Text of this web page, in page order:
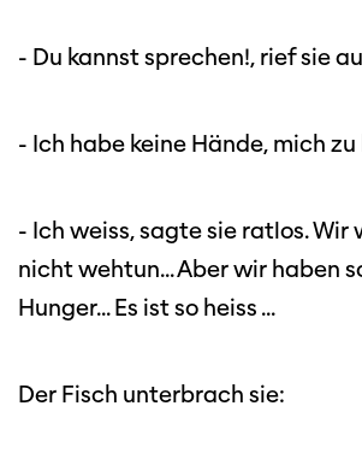
- Du kannst sprechen!, rief sie
- Ich habe keine Hände, mich
- Ich weiss, sagte sie ratlos. Wir
nicht wehtun... Aber wir haben
Hunger... Es ist so heiss ...
Der Fisch unterbrach sie: